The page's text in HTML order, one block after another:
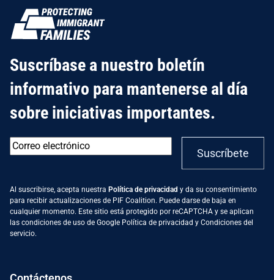
Suscríbase a nuestro boletín
informativo para mantenerse al día
sobre iniciativas importantes.
Correo
electrónico* Suscríbete
Al suscribirse, acepta nuestra Política de privacidad y da su consentimiento
para recibir actualizaciones de PIF Coalition. Puede darse de baja en
cualquier momento. Este sitio está protegido por reCAPTCHA y se aplican
las condiciones de uso de Google Política de privacidad y Condiciones del
servicio.